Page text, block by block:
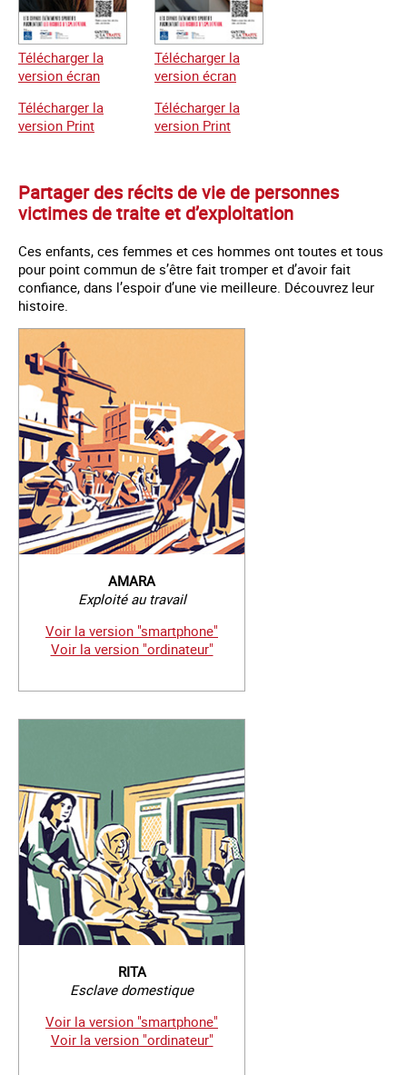
Télécharger la
version écran
Télécharger la
version Print
Télécharger la
version écran
Télécharger la
version Print
Partager des récits de vie de personnes
victimes de traite et d’exploitation
Ces enfants, ces femmes et ces hommes ont toutes et tous
pour point commun de s’être fait tromper et d’avoir fait
confiance, dans l’espoir d’une vie meilleure. Découvrez leur
histoire.
AMARA
Exploité au travail
Voir la version "smartphone"
Voir la version "ordinateur"
RITA
Esclave domestique
Voir la version "smartphone"
Voir la version "ordinateur"